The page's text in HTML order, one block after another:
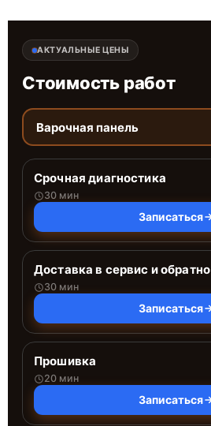
АКТУАЛЬНЫЕ ЦЕНЫ
Стоимость работ
Варочная панель
Срочная диагностика
30 мин
Записаться
Доставка в сервис и обратно
30 мин
Записаться
Прошивка
20 мин
Записаться